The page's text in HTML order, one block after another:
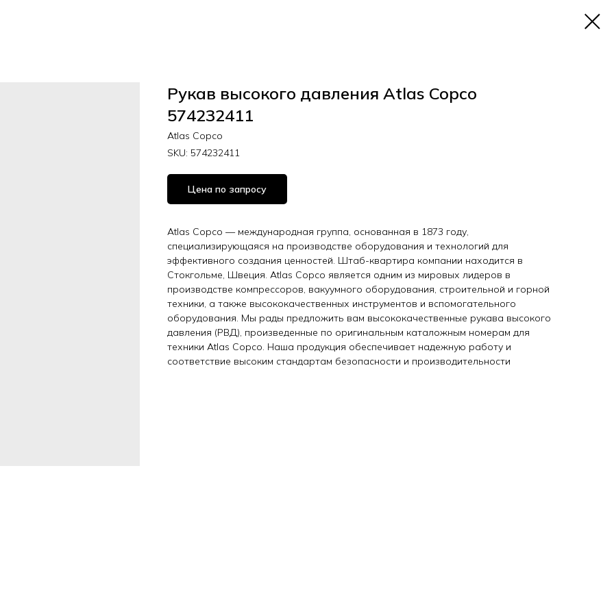
Рукав высокого давления Atlas Copco
574232411
Atlas Copco
SKU: 574232411
Цена по запросу
Atlas Copco — международная группа, основанная в 1873 году,
специализирующаяся на производстве оборудования и технологий для
эффективного создания ценностей. Штаб-квартира компании находится в
Стокгольме, Швеция. Atlas Copco является одним из мировых лидеров в
производстве компрессоров, вакуумного оборудования, строительной и горной
техники, а также высококачественных инструментов и вспомогательного
оборудования. Мы рады предложить вам высококачественные рукава высокого
давления (РВД), произведенные по оригинальным каталожным номерам для
техники Atlas Copco. Наша продукция обеспечивает надежную работу и
соответствие высоким стандартам безопасности и производительности